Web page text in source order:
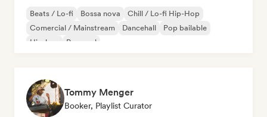
Beats / Lo-fi Bossa nova
Chill / Lo-fi Hip-Hop
Comercial / Mainstream
Dancehall
Pop bailable
Hip-hop
Pop soul
Tommy Menger
Booker, Playlist Curator